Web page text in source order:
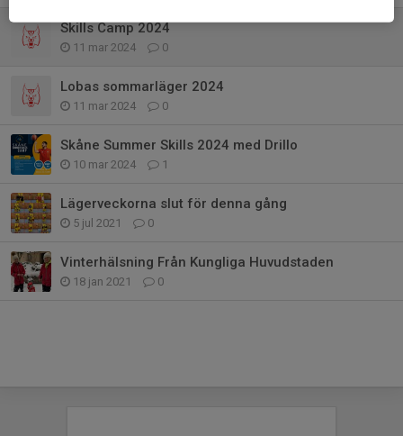
Skills Camp 2024
11 mar 2024 0
Lobas sommarläger 2024
11 mar 2024 0
Skåne Summer Skills 2024 med Drillo
10 mar 2024 1
Lägerveckorna slut för denna gång
5 jul 2021 0
Vinterhälsning Från Kungliga Huvudstaden
18 jan 2021 0